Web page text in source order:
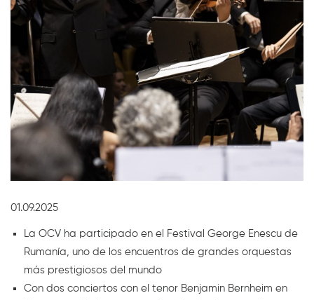
01.09.2025
La OCV ha participado en el Festival George Enescu de
Rumanía, uno de los encuentros de grandes orquestas
más prestigiosos del mundo
Con dos conciertos con el tenor Benjamin Bernheim en